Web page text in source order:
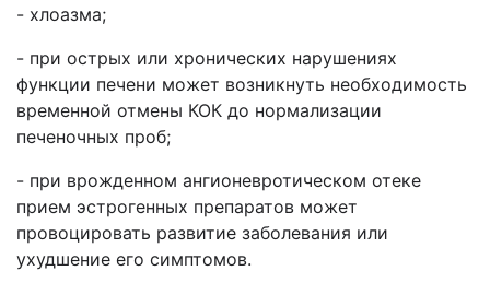
- хлоазма;
- при острых или хронических нарушениях
функции печени может возникнуть необходимость
временной отмены КОК до нормализации
печеночных проб;
- при врожденном ангионевротическом отеке
прием эстрогенных препаратов может
провоцировать развитие заболевания или
ухудшение его симптомов.